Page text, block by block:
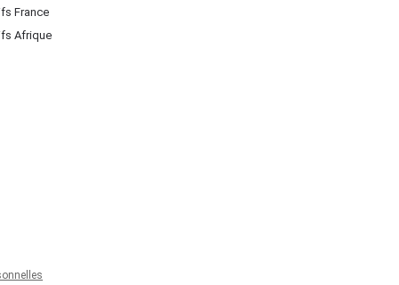
France
Afrique